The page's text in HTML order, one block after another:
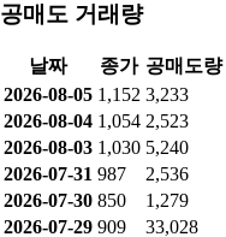
공매도 거래량
날짜 종가 공매도량
2026-08-05 1,152 3,233
2026-08-04 1,054 2,523
2026-08-03 1,030 5,240
2026-07-31 987 2,536
2026-07-30 850 1,279
2026-07-29 909 33,028